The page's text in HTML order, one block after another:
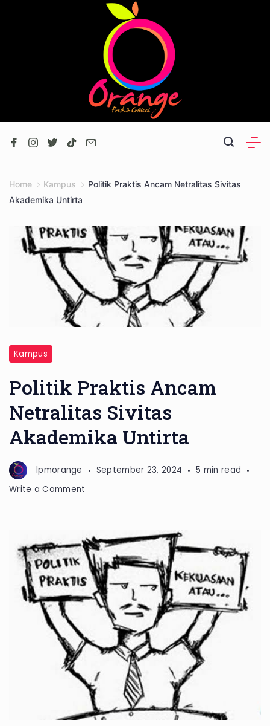
Home Kampus
Politik Praktis Ancam Netralitas Sivitas
Akademika Untirta
Kampus
Politik Praktis Ancam
Netralitas Sivitas
Akademika Untirta
lpmorange September 23, 2024
5 min read
Write a Comment
Netralitas
Sivitas
Akademika
Untirta